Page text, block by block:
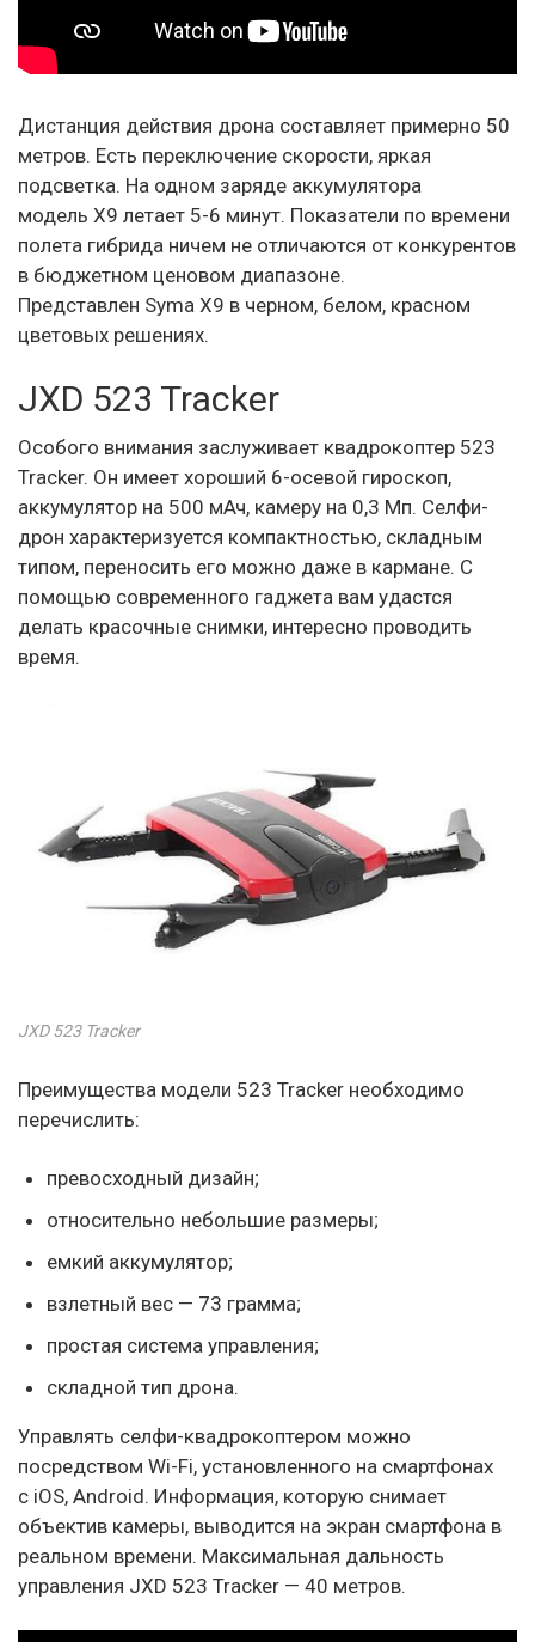
Дистанция действия дрона составляет примерно 50
метров. Есть переключение скорости, яркая
подсветка. На одном заряде аккумулятора
модель X9 летает 5-6 минут. Показатели по времени
полета гибрида ничем не отличаются от конкурентов
в бюджетном ценовом диапазоне.
Представлен Syma X9 в черном, белом, красном
цветовых решениях.
JXD 523 Tracker
Особого внимания заслуживает квадрокоптер 523
Tracker. Он имеет хороший 6-осевой гироскоп,
аккумулятор на 500 мАч, камеру на 0,3 Мп. Селфи-
дрон характеризуется компактностью, складным
типом, переносить его можно даже в кармане. С
помощью современного гаджета вам удастся
делать красочные снимки, интересно проводить
время.
JXD 523 Tracker
Преимущества модели 523 Tracker необходимо
перечислить:
превосходный дизайн;
относительно небольшие размеры;
емкий аккумулятор;
взлетный вес — 73 грамма;
простая система управления;
складной тип дрона.
Управлять селфи-квадрокоптером можно
посредством Wi-Fi, установленного на смартфонах
с iOS, Android. Информация, которую снимает
объектив камеры, выводится на экран смартфона в
реальном времени. Максимальная дальность
управления JXD 523 Tracker — 40 метров.